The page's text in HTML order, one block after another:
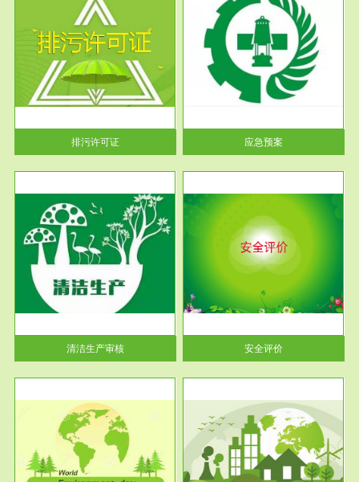
排污许可证
服务范围
应急预案
根据《中华人民共和国环境保护
法》第十九条 企业事业单位应
当按照...
应急预案
清洁生产审核
服务范围
安全评价
安全评价安全评价目的是查找、
分析和预测工程、系统、生产经
营活...
安全评价
服务范围
VOCs在线监测